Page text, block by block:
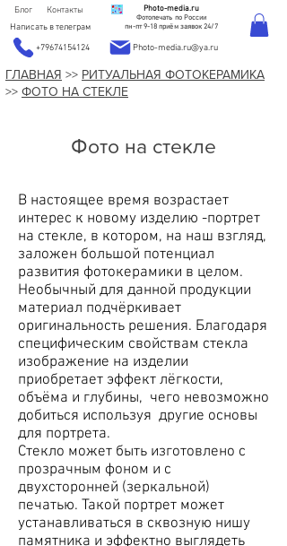
Блог
Контакты
Написать в телеграм
Photo-media.ru
Фотопечать по России
пн-пт 9-18 приём заявок 24/7
+79674154124 Photo-media.ru@ya.ru
ГЛАВНАЯ >> РИТУАЛЬНАЯ ФОТОКЕРАМИКА
>> ФОТО НА СТЕКЛЕ
Фото на стекле
В настоящее время возрастает
интерес к новому изделию -портрет
на стекле, в котором, на наш взгляд,
заложен большой потенциал
развития фотокерамики в целом.
Необычный для данной продукции
материал подчёркивает
оригинальность решения. Благодаря
специфическим свойствам стекла
изображение на изделии
приобретает эффект лёгкости,
объёма и глубины, чего невозможно
добиться используя другие основы
для портрета.
Стекло может быть изготовлено с
прозрачным фоном и с
двухсторонней (зеркальной)
печатью. Такой портрет может
устанавливаться в сквозную нишу
памятника и эффектно выглядеть